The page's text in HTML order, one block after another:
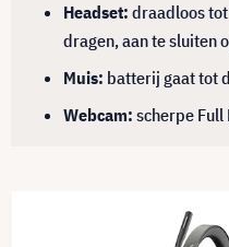
Headset: draadloos
dragen, aan te sluiten
Muis: batterij gaat tot
Webcam: scherpe Full